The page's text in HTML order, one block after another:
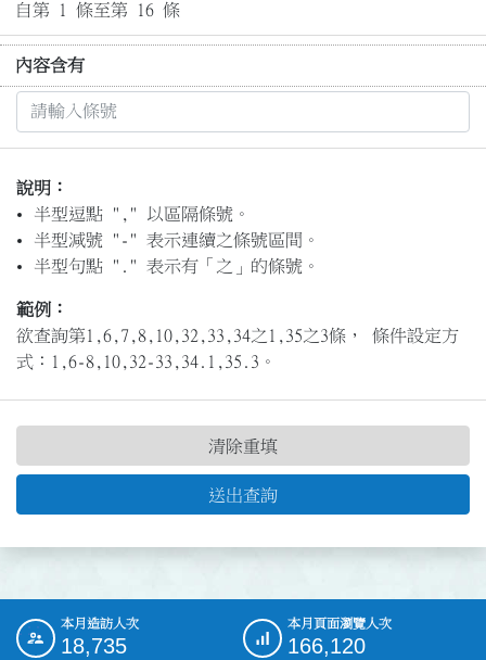
自第 1 條至第 16 條
內容含有
說明：
半型逗點 "," 以區隔條號。
半型減號 "-" 表示連續之條號區間。
半型句點 "." 表示有「之」的條號。
範例：
欲查詢第1,6,7,8,10,32,33,34之1,35之3條， 條件設定方
式：1,6-8,10,32-33,34.1,35.3。
送出查詢
清除重填
::: 本月造訪人次
18,735
本月頁面瀏覽人次
166,120